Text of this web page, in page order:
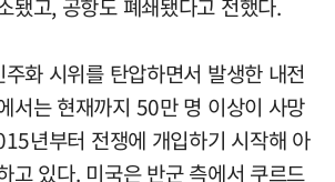
됐고, 공항도 폐쇄됐다고 전했다.
화 시위를 탄압하면서 발생한 내전
서는 현재까지 50만 명 이상이 사망
년부터 전쟁에 개입하기 시작해 아
고 있다. 미국은 반군 측에서 쿠르드